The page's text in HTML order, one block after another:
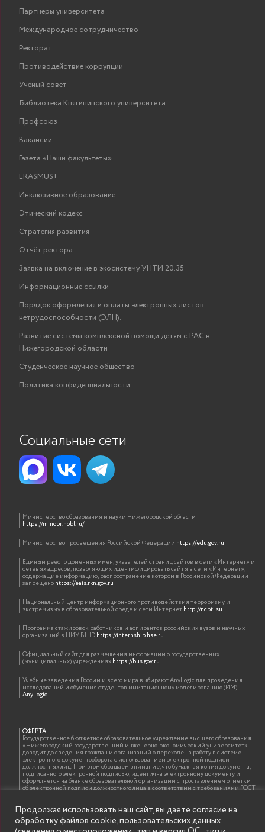
Партнеры университета
Международное сотрудничество
Ректорат
Противодействие коррупции
Ученый совет
Библиотека Княгининского университета
Профсоюз
Вакансии
Газета «Наши факультеты»
ERASMUS+
Инклюзивное образование
Этический кодекс
Стратегия развития
Отчёт ректора
Заявка на включение в экосистему УНТИ 20.35
Информационные ссылки
Порядок оформления и оплаты электронных листов
нетрудоспособности (ЭЛН).
Развитие системы комплексной помощи детям с РАС в
Нижегородской области
Студенческое научное общество
Политика конфиденциальности
Социальные сети
Министерство образования и науки Нижегородской области
https://minobr.nobl.ru/
Министерство просвещения Российской Федерации https://edu.gov.ru
Единый реестр доменных имен, указателей страниц сайтов в сети «Интернет» и
сетевых адресов, позволяющих идентифицировать сайты в сети «Интернет»,
содержащие информацию, распространение которой в Российской Федерации
запрещеноhttps://eais.rkn.gov.ru
Национальный центр информационного противодействия терроризму и
экстремизму в образовательной среде и сети Интернетhttp://ncpti.su
Программа стажировок работников и аспирантов российских вузов и научных
организаций в НИУ ВШЭhttps://internship.hse.ru
Официальный сайт для размещения информации о государственных
(муниципальных) учрежденияхhttps://bus.gov.ru
Учебные заведения России и всего мира выбирают AnyLogic для проведения
исследований и обучения студентов имитационному моделированию (ИМ).
AnyLogic
ОФЕРТА
Государственное бюджетное образовательное учреждение высшего образования
«Нижегородский государственный инженерно-экономический университет»
доводит до сведения граждан и организаций о переходе на работу в системе
электронного документооборота с использованием электронной подписи
должностных лиц. При этом обращаем внимание, что бумажная копия документа,
подписанного электронной подписью, идентична электронному документу и
оформляется на бланке образовательной организации с проставлением отметки
об электронной подписи должностного лица в соответствии с требованиями ГОСТ
Продолжая использовать наш сайт, вы даете согласие на
обработку файлов cookie, пользовательских данных